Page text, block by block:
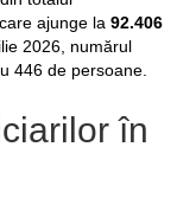
ajunge la 92.406
2026, numărul
446 de persoane.
în